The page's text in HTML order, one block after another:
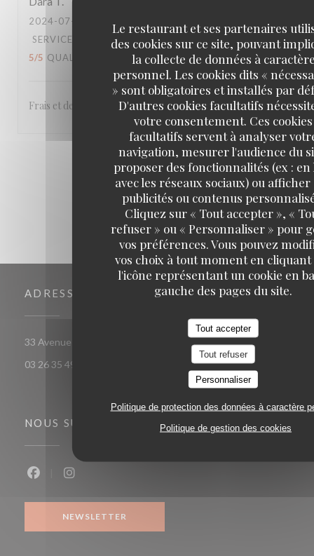
Le restaurant et ses partenaires
des cookies sur ce site, pouvant
la collecte de données à
personnel. Les cookies dits «
» sont obligatoires et installés par
D'autres cookies facultatifs
votre consentement. Ces cookies
facultatifs servent à analyser
navigation, mesurer l'audience du
proposer des fonctionnalités (ex : en
avec les réseaux sociaux) ou afficher
publicités ou contenus
Cliquez sur « Tout accepter », «
refuser » ou « Personnaliser » pour
vos préférences. Vous pouvez
vos choix à tout moment en
l'icône représentant un cookie en
gauche des pages du site.
Tout accepter
Tout refuser
Personnaliser
Politique de protection des données à caractère
Politique de gestion des cookies
2024-07-18
SERVICE
AMBIANCE: CUISINE:
5/5 QUALITÉ / PRIX 5/5
Frais et de qualité.
1 2 3
ADRESSE
33 Avenue Georges Clemenceau 51100 Reims((ouvre une
03 26 35 49 58
NOUS SUIVRE
NEWSLETTER